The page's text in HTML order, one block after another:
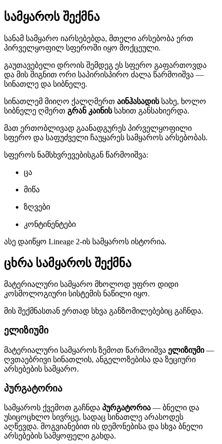
სამყაროს შექმნა
სანამ სამყარო იარსებებდა, მთელი არსებობა ერთ
პირველყოფილ სფეროში იყო მოქცეული.
გაუთავებელი დროის შემდეგ ეს სფერო გაფართოვდა
და მის შიგნით ორი საპირისპირო ძალა წარმოიშვა —
სინათლე და სიბნელე.
სინათლემ მიიღო ქალღმერთ აინჰასადისსახე, ხოლო
სიბნელე ღმერთ გრან კაინისსახით განსახიერდა.
მათ ერთობლივად გაანადგურეს პირველყოფილი
სფერო და საფუძველი ჩაუყარეს სამყაროს არსებობას.
სფეროს ნამსხვრევებისგან წარმოიშვა:
ცა
მიწა
ზღვები
კონტინენტები
ასე დაიწყო Lineage 2-ის სამყაროს ისტორია.
ცხრა სამყაროს შექმნა
მატერიალური სამყარო მხოლოდ უფრო დიდი
კოსმოლოგიური სისტემის ნაწილი იყო.
მის შექმნასთან ერთად სხვა განზომილებებიც გაჩნდა.
ელიზიუმი
მატერიალური სამყაროს ზემოთ წარმოიშვა ელიზიუმი—
ღვთაებრივი სინათლის, ანგელოზებისა და ზეციური
არსებების სამყარო.
პურგატორია
სამყაროს ქვემოთ გაჩნდა პურგატორია — ბნელი და
უსიცოცხლო სივრცე, სადაც სინათლე არასოდეს
აღწევდა. მოგვიანებით ის დემონებისა და სხვა ბნელი
არსებების სამყოფელი გახდა.